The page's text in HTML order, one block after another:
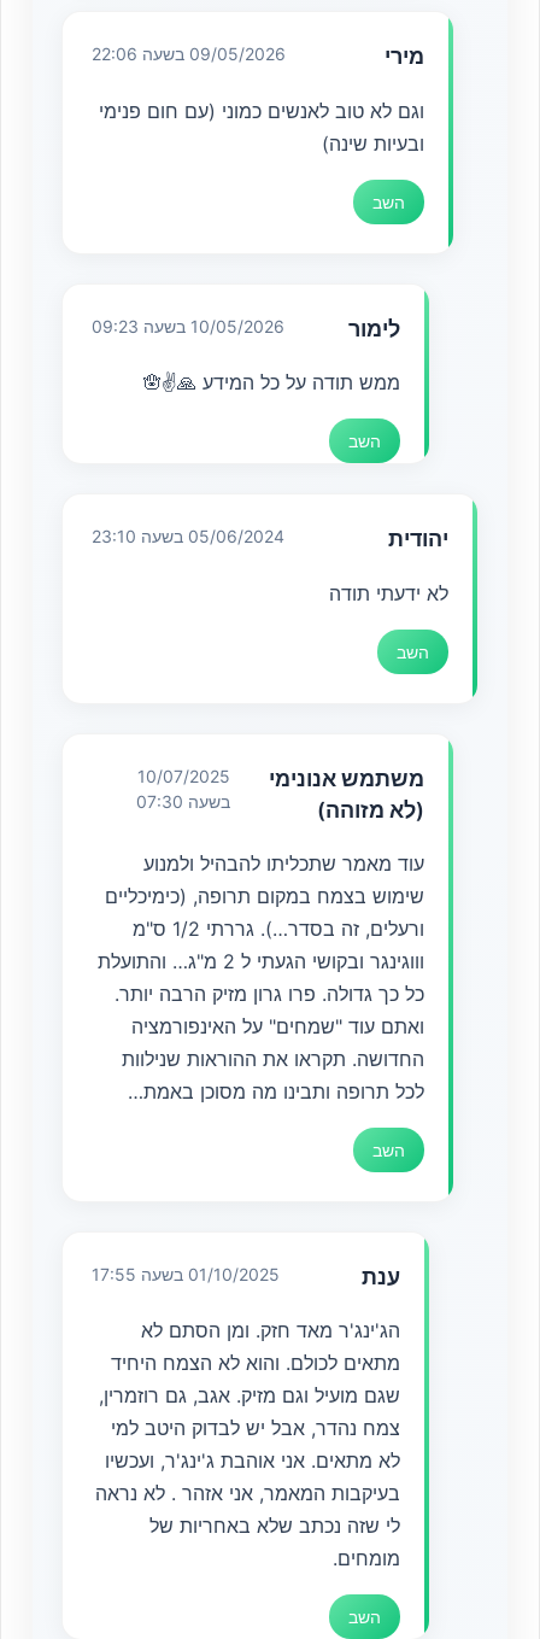
מירי 09/05/2026 בשעה 22:06
וגם לא טוב לאנשים כמוני (עם חום פנימי
ובעיות שינה)
השב
לימור 10/05/2026 בשעה 09:23
ממש תודה על כל המידע 🙏✌️🪬
השב
יהודית 05/06/2024 בשעה 23:10
לא ידעתי תודה
השב
משתמש אנונימי
(לא מזוהה)
10/07/2025
בשעה 07:30
עוד מאמר שתכליתו להבהיל ולמנוע
שימוש בצמח במקום תרופה, (כימיכליים
ורעלים, זה בסדר…). גררתי 1/2 ס"מ
וווגינגר ובקושי הגעתי ל 2 מ"ג… והתועלת
כל כך גדולה. פרו גרון מזיק הרבה יותר.
ואתם עוד "שמחים" על האינפורמציה
החדושה. תקראו את ההוראות שנילוות
לכל תרופה ותבינו מה מסוכן באמת…
השב
ענת 01/10/2025 בשעה 17:55
הג'ינג'ר מאד חזק. ומן הסתם לא
מתאים לכולם. והוא לא הצמח היחיד
שגם מועיל וגם מזיק. אגב, גם רוזמרין,
צמח נהדר, אבל יש לבדוק היטב למי
לא מתאים. אני אוהבת ג'ינג'ר, ועכשיו
בעיקבות המאמר, אני אזהר . לא נראה
לי שזה נכתב שלא באחריות של
מומחים.
השב